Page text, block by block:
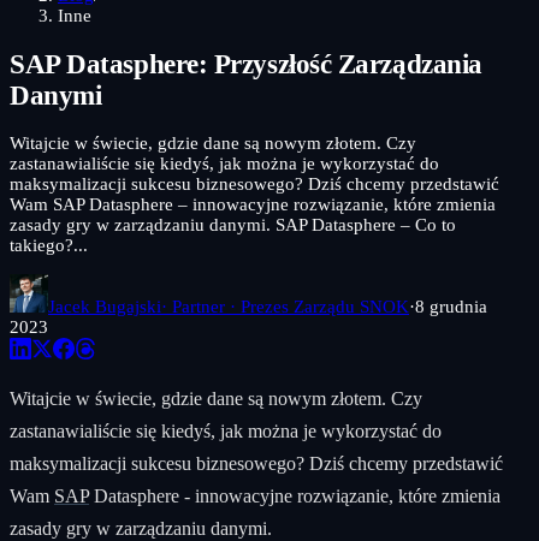
Inne
SAP Datasphere: Przyszłość Zarządzania
Danymi
Witajcie w świecie, gdzie dane są nowym złotem. Czy
zastanawialiście się kiedyś, jak można je wykorzystać do
maksymalizacji sukcesu biznesowego? Dziś chcemy przedstawić
Wam SAP Datasphere – innowacyjne rozwiązanie, które zmienia
zasady gry w zarządzaniu danymi. SAP Datasphere – Co to
takiego?...
Jacek Bugajski· Partner · Prezes Zarządu SNOK·8 grudnia
2023
Witajcie w świecie, gdzie dane są nowym złotem. Czy
zastanawialiście się kiedyś, jak można je wykorzystać do
maksymalizacji sukcesu biznesowego? Dziś chcemy przedstawić
Wam SAPDatasphere - innowacyjne rozwiązanie, które zmienia
zasady gry w zarządzaniu danymi.